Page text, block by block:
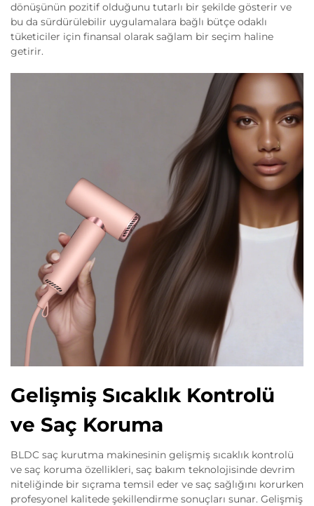
dönüşünün pozitif olduğunu tutarlı bir şekilde gösterir ve
bu da sürdürülebilir uygulamalara bağlı bütçe odaklı
tüketiciler için finansal olarak sağlam bir seçim haline
getirir.
Gelişmiş Sıcaklık Kontrolü
ve Saç Koruma
BLDC saç kurutma makinesinin gelişmiş sıcaklık kontrolü
ve saç koruma özellikleri, saç bakım teknolojisinde devrim
niteliğinde bir sıçrama temsil eder ve saç sağlığını korurken
profesyonel kalitede şekillendirme sonuçları sunar. Gelişmiş